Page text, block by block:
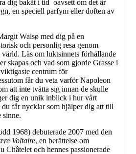
dig bakåt i tid oavsett om det är
en speciell parfym eller doften av
Walsø med dig på en
och personlig resa genom
värld. Läs om luktsinnets förhållande
skapas och vad som gjorde Grasse i
centrum för
får du veta varför Napoleon
att inte tvätta sig innan de skulle
dig en unik inblick i hur vårt
får nycklar som hjälper dig att till
sinne.
1968) debuterade 2007 med den
Voltaire, en berättelse om
Châtelet och hennes passionerade